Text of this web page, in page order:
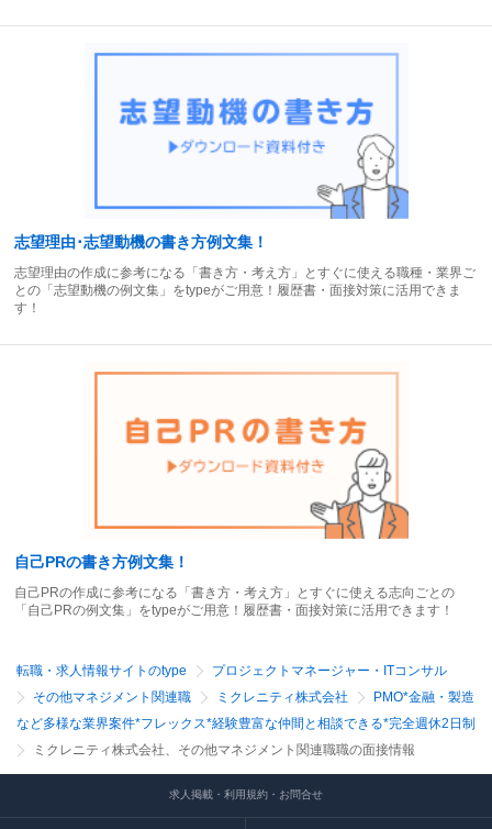
志望理由･志望動機の書き方例文集！
志望理由の作成に参考になる「書き方・考え方」とすぐに使える職種・業界ご
との「志望動機の例文集」をtypeがご用意！履歴書・面接対策に活用できま
す！
自己PRの書き方例文集！
自己PRの作成に参考になる「書き方・考え方」とすぐに使える志向ごとの
「自己PRの例文集」をtypeがご用意！履歴書・面接対策に活用できます！
転職・求人情報サイトのtype
プロジェクトマネージャー・ITコンサル
その他マネジメント関連職
ミクレニティ株式会社
PMO*金融・製造
など多様な業界案件*フレックス*経験豊富な仲間と相談できる*完全週休2日制
ミクレニティ株式会社、その他マネジメント関連職職の面接情報
求人掲載・利用規約・お問合せ